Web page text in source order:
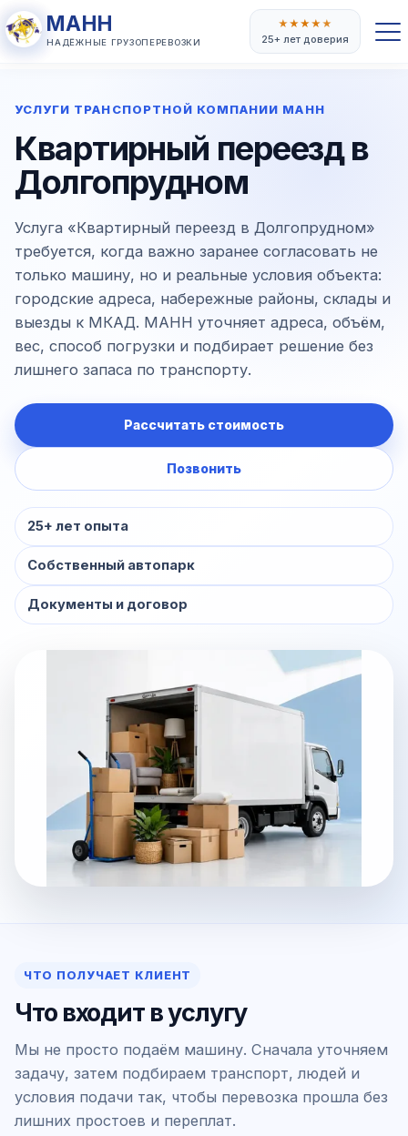
МАНН
НАДЁЖНЫЕ ГРУЗОПЕРЕВОЗКИ
★★★★★
25+ лет доверия
УСЛУГИ ТРАНСПОРТНОЙ КОМПАНИИ МАНН
Квартирный переезд в
Долгопрудном
Услуга «Квартирный переезд в Долгопрудном»
требуется, когда важно заранее согласовать не
только машину, но и реальные условия объекта:
городские адреса, набережные районы, склады и
выезды к МКАД. МАНН уточняет адреса, объём,
вес, способ погрузки и подбирает решение без
лишнего запаса по транспорту.
Рассчитать стоимость
Позвонить
25+ лет опыта
Собственный автопарк
Документы и договор
ЧТО ПОЛУЧАЕТ КЛИЕНТ
Что входит в услугу
Мы не просто подаём машину. Сначала уточняем
задачу, затем подбираем транспорт, людей и
условия подачи так, чтобы перевозка прошла без
лишних простоев и переплат.